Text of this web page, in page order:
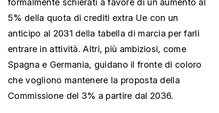
formalmente schierati a favore di un aumento al
5% della quota di crediti extra Ue con un
anticipo al 2031 della tabella di marcia per farli
entrare in attività. Altri, più ambiziosi, come
Spagna e Germania, guidano il fronte di coloro
che vogliono mantenere la proposta della
Commissione del 3% a partire dal 2036.